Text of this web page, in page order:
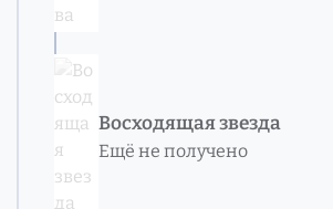
Восходящая звезда
Ещё не получено